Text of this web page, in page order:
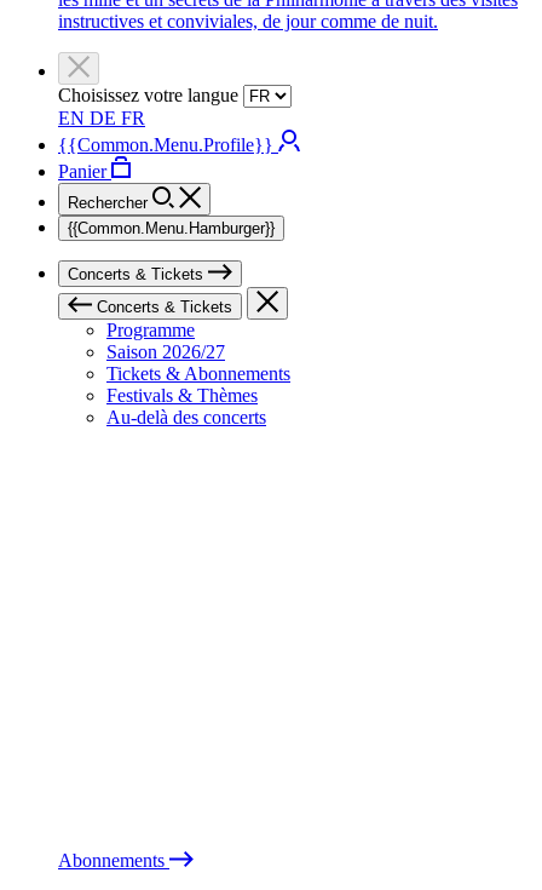
instructives et conviviales, de jour comme de nuit.
Choisissez votre langue
EN DE FR
{{Common.Menu.Profile}}
Panier
Rechercher
{{Common.Menu.Hamburger}}
Concerts & Tickets
Concerts & Tickets
Programme
Saison 2026/27
Tickets & Abonnements
Festivals & Thèmes
Au-delà des concerts
Abonnements